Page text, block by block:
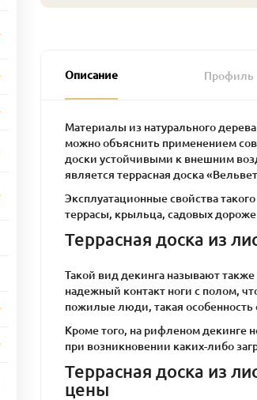
Описание Профиль
Материалы из натурального
можно объяснить применением
доски устойчивыми к внешним
является террасная доска
Эксплуатационные свойства
террасы, крыльца, садовых
Террасная доска из
Такой вид декинга называют
надежный контакт ноги с полом,
пожилые люди, такая особенность
Кроме того, на рифленом декинге
при возникновении каких-либо
Террасная доска из
цены